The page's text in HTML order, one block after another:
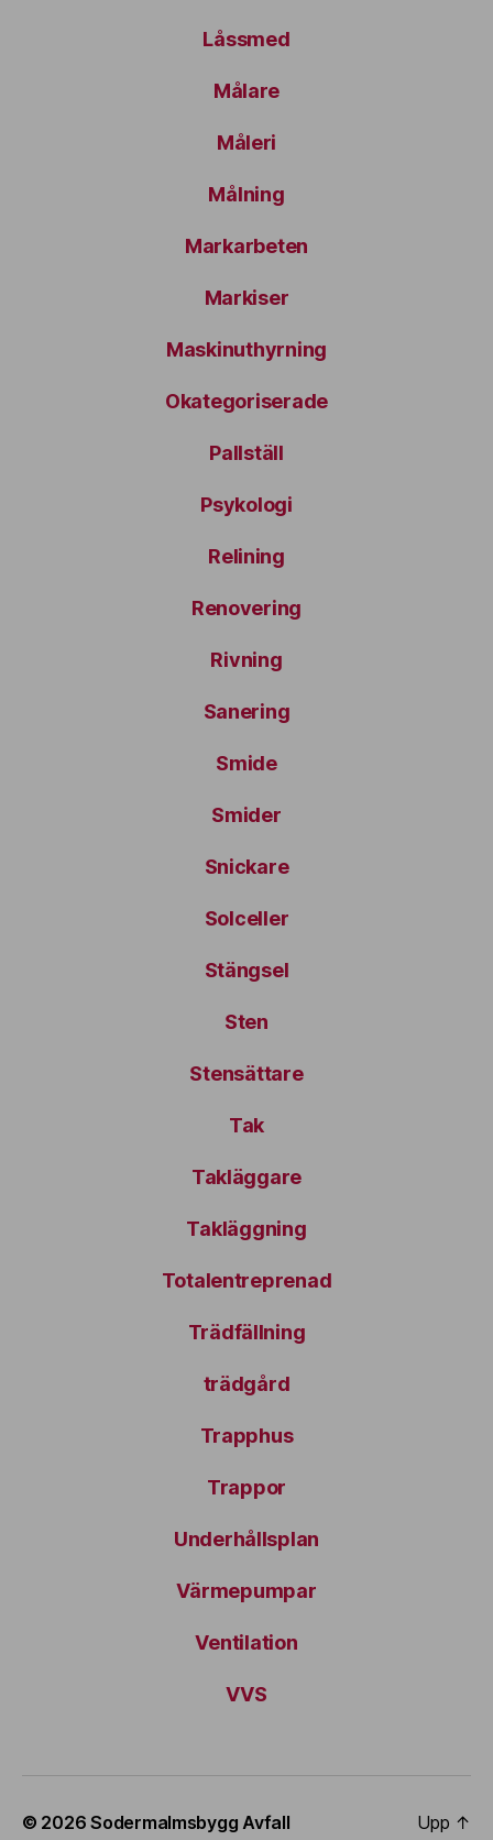
Låssmed
Målare
Måleri
Målning
Markarbeten
Markiser
Maskinuthyrning
Okategoriserade
Pallställ
Psykologi
Relining
Renovering
Rivning
Sanering
Smide
Smider
Snickare
Solceller
Stängsel
Sten
Stensättare
Tak
Takläggare
Takläggning
Totalentreprenad
Trädfällning
trädgård
Trapphus
Trappor
Underhållsplan
Värmepumpar
Ventilation
VVS
© 2026Sodermalmsbygg Avfall Upp ↑